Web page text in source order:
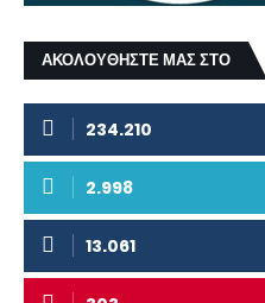
ΑΚΟΛΟΥΘΗΣΤΕ ΜΑΣ ΣΤΟ
234.210
2.998
13.061